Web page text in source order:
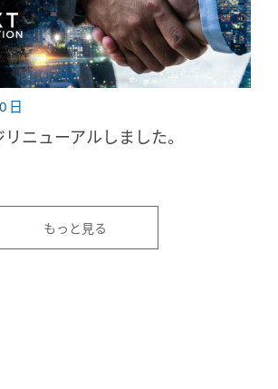
日
ニューアルしました。
もっと見る